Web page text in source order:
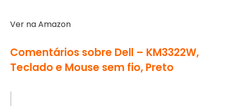
Ver na Amazon
Comentários sobre Dell – KM3322W,
Teclado e Mouse sem fio, Preto